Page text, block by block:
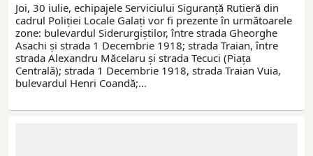
Joi, 30 iulie, echipajele Serviciului Siguranță Rutieră din
cadrul Poliției Locale Galați vor fi prezente în următoarele
zone: bulevardul Siderurgiștilor, între strada Gheorghe
Asachi și strada 1 Decembrie 1918; strada Traian, între
strada Alexandru Măcelaru și strada Tecuci (Piața
Centrală); strada 1 Decembrie 1918, strada Traian Vuia,
bulevardul Henri Coandă;…